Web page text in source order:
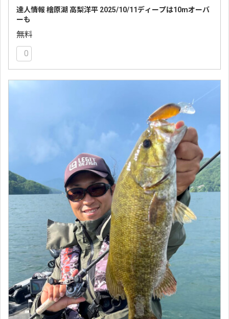
達人情報 檜原湖 高梨洋平 2025/10/11ディープは10mオーバ
ーも
無料
0